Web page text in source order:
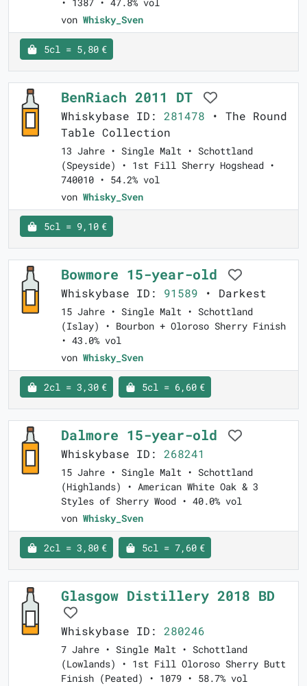
von Whisky_Sven
5cl = 5,80 €
BenRiach 2011 DT
Whiskybase ID: 281478 • The Round
Table Collection
13 Jahre • Single Malt • Schottland
(Speyside) • 1st Fill Sherry Hogshead •
740010 • 54.2% vol
von Whisky_Sven
5cl = 9,10 €
Bowmore 15-year-old
Whiskybase ID: 91589 • Darkest
15 Jahre • Single Malt • Schottland
(Islay) • Bourbon + Oloroso Sherry Finish
• 43.0% vol
von Whisky_Sven
2cl = 3,30 € 5cl = 6,60 €
Dalmore 15-year-old
Whiskybase ID: 268241
15 Jahre • Single Malt • Schottland
(Highlands) • American White Oak & 3
Styles of Sherry Wood • 40.0% vol
von Whisky_Sven
2cl = 3,80 € 5cl = 7,60 €
Glasgow Distillery 2018 BD
Whiskybase ID: 280246
7 Jahre • Single Malt • Schottland
(Lowlands) • 1st Fill Oloroso Sherry Butt
Finish (Peated) • 1079 • 58.7% vol